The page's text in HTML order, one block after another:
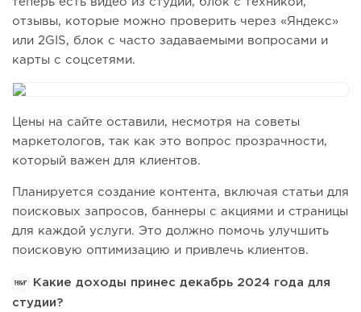
отзывы, которые можно проверить через «Яндекс»
или 2GIS, блок с часто задаваемыми вопросами и
карты с соцсетями.
Цены на сайте оставили, несмотря на советы
маркетологов, так как это вопрос прозрачности,
который важен для клиентов.
Планируется создание контента, включая статьи для
поисковых запросов, баннеры с акциями и страницы
для каждой услуги. Это должно помочь улучшить
поисковую оптимизацию и привлечь клиентов.
Какие доходы принес декабрь 2024 года для
студии?